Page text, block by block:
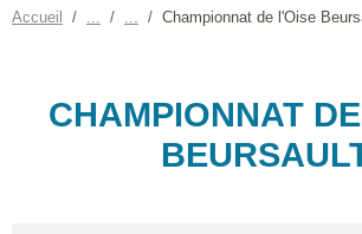
Accueil Championnat de l'Oise
CHAMPIONNAT